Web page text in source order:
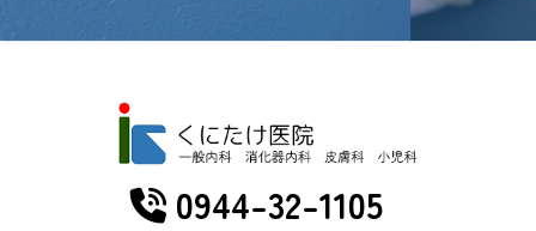
0944-32-1105